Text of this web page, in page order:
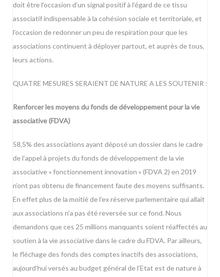
doit être l’occasion d’un signal positif à l’égard de ce tissu
associatif indispensable à la cohésion sociale et territoriale, et
l’occasion de redonner un peu de respiration pour que les
associations continuent à déployer partout, et auprès de tous,
leurs actions.
QUATRE MESURES SERAIENT DE NATURE A LES SOUTENIR :
Renforcer les moyens du fonds de développement pour la vie
associative (FDVA)
58,5% des associations ayant déposé un dossier dans le cadre
de l’appel à projets du fonds de développement de la vie
associative « fonctionnement innovation » (FDVA 2) en 2019
n’ont pas obtenu de financement faute des moyens suffisants.
En effet plus de la moitié de l’ex réserve parlementaire qui allait
aux associations n’a pas été reversée sur ce fond. Nous
demandons que ces 25 millions manquants soient réaffectés au
soutien à la vie associative dans le cadre du FDVA. Par ailleurs,
le fléchage des fonds des comptes inactifs des associations,
aujourd’hui versés au budget général de l’Etat est de nature à